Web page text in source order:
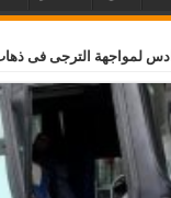
لمواجهة الترجى فى